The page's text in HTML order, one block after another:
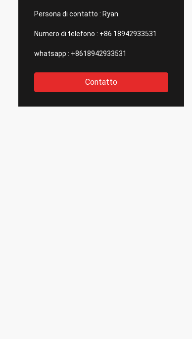
Persona di contatto : Ryan
Numero di telefono : +86 18942933531
whatsapp : +8618942933531
Contatto